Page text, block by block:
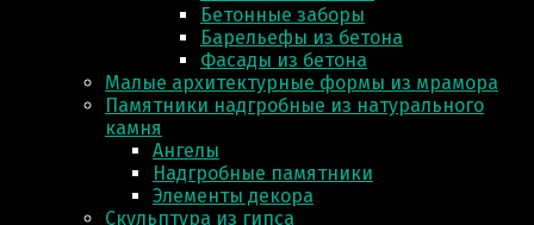
Бетонные заборы
Барельефы из бетона
Фасады из бетона
Малые архитектурные формы из мрамора
Памятники надгробные из натурального
камня
Ангелы
Надгробные памятники
Элементы декора
Скульптура из гипса